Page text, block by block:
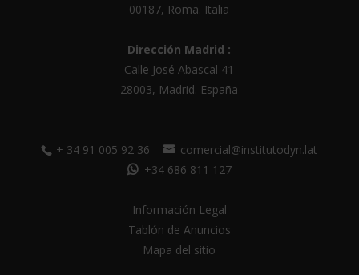
00187, Roma. Italia
Dirección Madrid :
Calle José Abascal 41
28003, Madrid. España
+ 34 91 005 92 36
comercial@institutodyn.lat
+34 686 811 127
Información Legal
Tablón de Anuncios
Mapa del sitio